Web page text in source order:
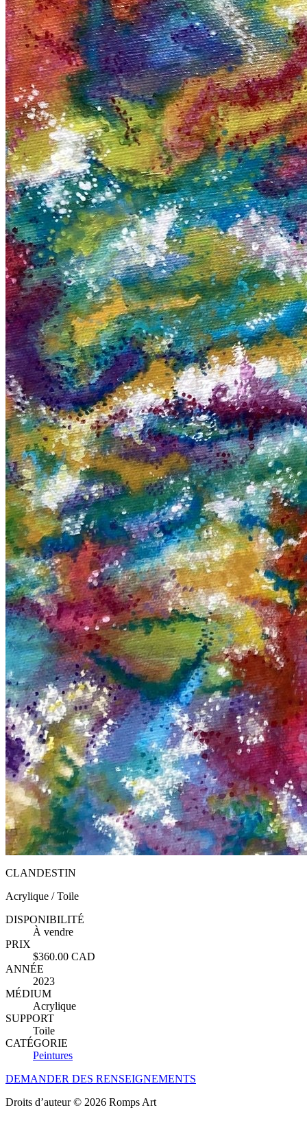
CLANDESTIN
Acrylique / Toile
DISPONIBILITÉ
À vendre
PRIX
$360.00 CAD
ANNÉE
2023
MÉDIUM
Acrylique
SUPPORT
Toile
CATÉGORIE
Peintures
DEMANDER DES RENSEIGNEMENTS
Droits d’auteur © 2026 Romps Art